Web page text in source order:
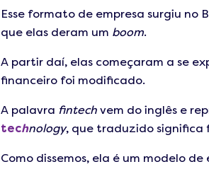
Esse formato de empresa surgiu no
que elas deram um boom.
A partir daí, elas começaram a se
financeiro foi modificado.
A palavra fintech vem do inglês e
technology, que traduzido significa
Como dissemos, ela é um modelo